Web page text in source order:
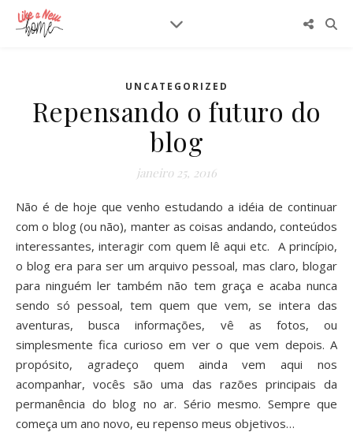
UNCATEGORIZED
Repensando o futuro do
blog
janeiro 25, 2016
Não é de hoje que venho estudando a idéia de continuar
com o blog (ou não), manter as coisas andando, conteúdos
interessantes, interagir com quem lê aqui etc. A princípio,
o blog era para ser um arquivo pessoal, mas claro, blogar
para ninguém ler também não tem graça e acaba nunca
sendo só pessoal, tem quem que vem, se intera das
aventuras, busca informações, vê as fotos, ou
simplesmente fica curioso em ver o que vem depois. A
propósito, agradeço quem ainda vem aqui nos
acompanhar, vocês são uma das razões principais da
permanência do blog no ar. Sério mesmo. Sempre que
começa um ano novo, eu repenso meus objetivos…